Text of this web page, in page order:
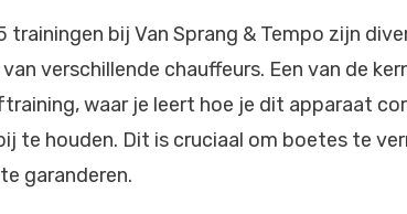
trainingen bij Van Sprang & Tempo zijn
verschillende chauffeurs. Een van de
waar je leert hoe je dit apparaat
te houden. Dit is cruciaal om boetes te
garanderen.